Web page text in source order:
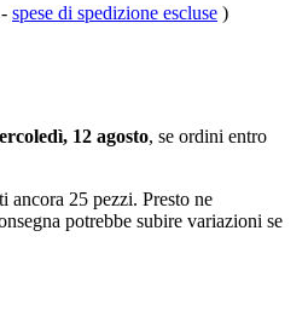
- spese di spedizione escluse )
12 agosto, se ordini entro
ancora 25 pezzi. Presto ne
potrebbe subire variazioni se